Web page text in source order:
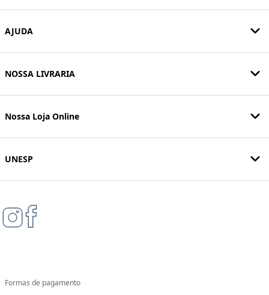
AJUDA
NOSSA LIVRARIA
Nossa Loja Online
UNESP
Formas de pagamento